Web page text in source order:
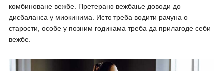
комбиноване вежбе. Претерано вежбање доводи до
дисбаланса у миокинима. Исто треба водити рачуна о
старости, особе у позним годинама треба да прилагоде себи
вежбе.